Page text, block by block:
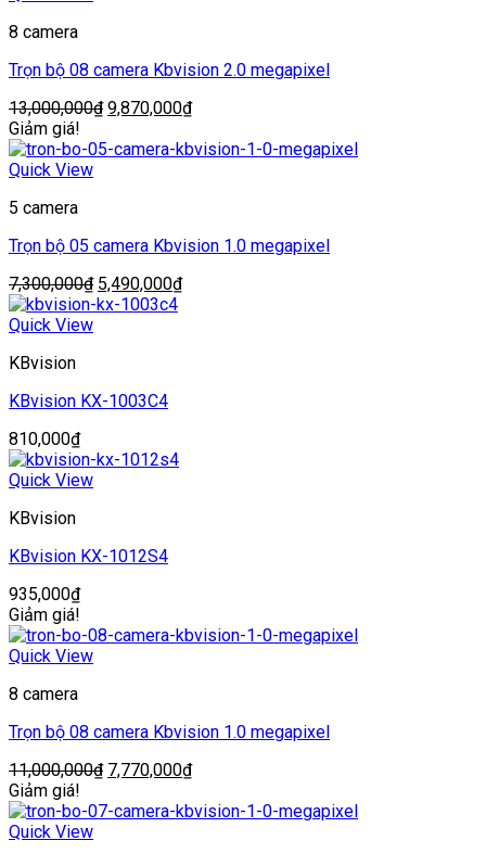
8 camera
Trọn bộ 08 camera Kbvision 2.0 megapixel
13,000,000₫ Giá
là:
9,870,000₫Giá
tại
Giảm giá!
Quick View
5 camera
Trọn bộ 05 camera Kbvision 1.0 megapixel
7,300,000₫ Giá
gốc
5,490,000₫Giá
Quick View
KBvision
KBvision KX-1003C4
810,000₫
Quick View
KBvision
KBvision KX-1012S4
935,000₫
Giảm giá!
Quick View
8 camera
Trọn bộ 08 camera Kbvision 1.0 megapixel
11,000,000₫ Giá
là:
7,770,000₫Giá
tại
Giảm giá!
Quick View